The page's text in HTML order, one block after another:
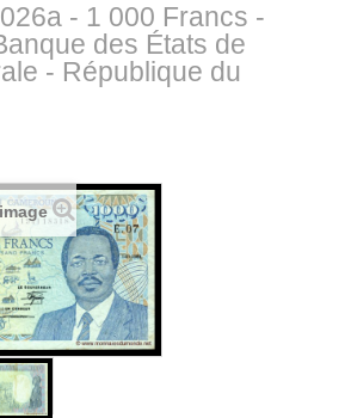
- 1 000 Francs -
des États de
- République du